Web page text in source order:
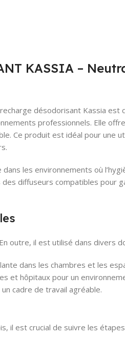
KASSIA –
recharge désodorisant Kassia
professionnels. Elle
Ce produit est idéal pour une
les environnements où
diffuseurs compatibles pour
outre, il est utilisé dans divers
dans les chambres et les
et hôpitaux pour un
cadre de travail agréable.
il est crucial de suivre les